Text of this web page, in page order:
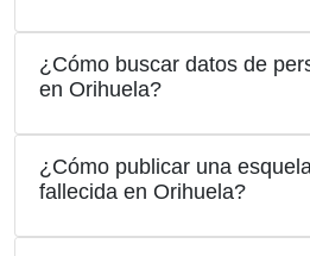
¿Cómo buscar datos de
en Orihuela?
¿Cómo publicar una
fallecida en Orihuela?